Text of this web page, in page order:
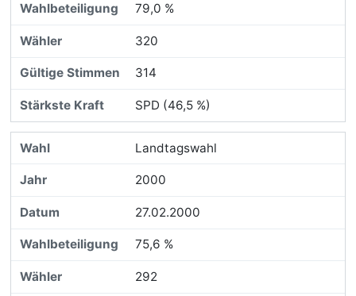
79,0 %
320
314
SPD (46,5 %)
Landtagswahl
2000
27.02.2000
75,6 %
292